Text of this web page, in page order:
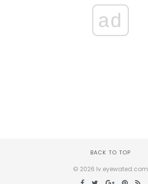
ad
BACK TO TOP
© 2026 lv.eyewated.com